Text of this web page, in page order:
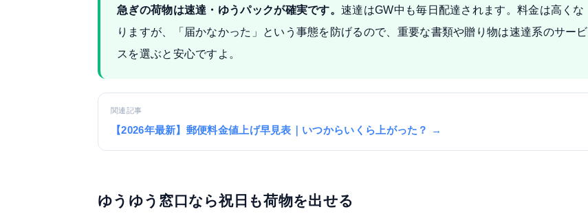
急ぎの荷物は速達・ゆうパックが確実です。速達はGW中も毎日配達されます。料金は高くな
りますが、「届かなかった」という事態を防げるので、重要な書類や贈り物は速達系のサービ
スを選ぶと安心ですよ。
関連記事
【2026年最新】郵便料金値上げ早見表｜いつからいくら上がった？ →
ゆうゆう窓口なら祝日も荷物を出せる